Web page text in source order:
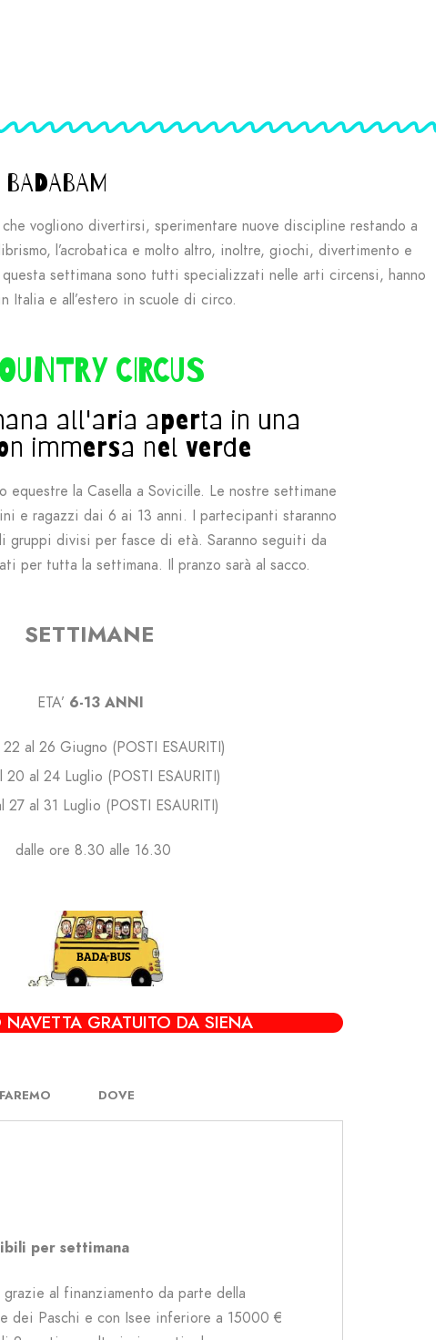
vogliono divertirsi, sperimentare nuove discipline restando a
l’acrobatica e molto altro, inoltre, giochi, divertimento e
settimana sono tutti specializzati nelle arti circensi, hanno
e all’estero in scuole di circo.
CIRCUS
all'aria aperta in una
immersa nel verde
equestre la Casella a Sovicille. Le nostre settimane
e ragazzi dai 6 ai 13 anni. I partecipanti staranno
gruppi divisi per fasce di età. Saranno seguiti da
per tutta la settimana. Il pranzo sarà al sacco.
SETTIMANE
ETA’ 6-13 ANNI
al 26 Giugno (POSTI ESAURITI)
20 al 24 Luglio (POSTI ESAURITI)
27 al 31 Luglio (POSTI ESAURITI)
dalle ore 8.30 alle 16.30
NAVETTA GRATUITO DA SIENA
DOVE
per settimana
grazie al finanziamento da parte della
dei Paschi e con Isee inferiore a 15000 €